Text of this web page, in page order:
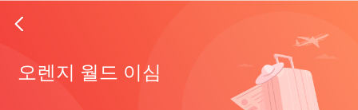
오렌지 월드 이심